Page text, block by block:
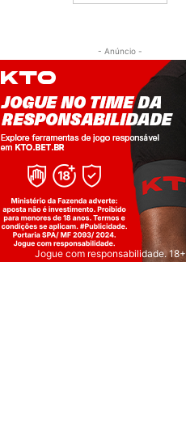
- Anúncio -
Jogue com responsabilidade. 18+